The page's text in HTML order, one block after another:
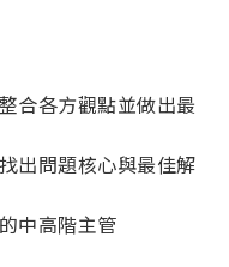
合各方觀點並做出最
出問題核心與最佳解
中高階主管